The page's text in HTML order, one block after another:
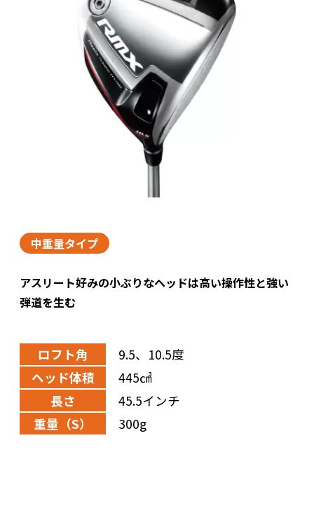
中重量タイプ
アスリート好みの小ぶりなヘッドは高い操作性と強い
弾道を生む
ロフト角
9.5、10.5度
ヘッド体積
445㎤
長さ
45.5インチ
重量（S）
300g